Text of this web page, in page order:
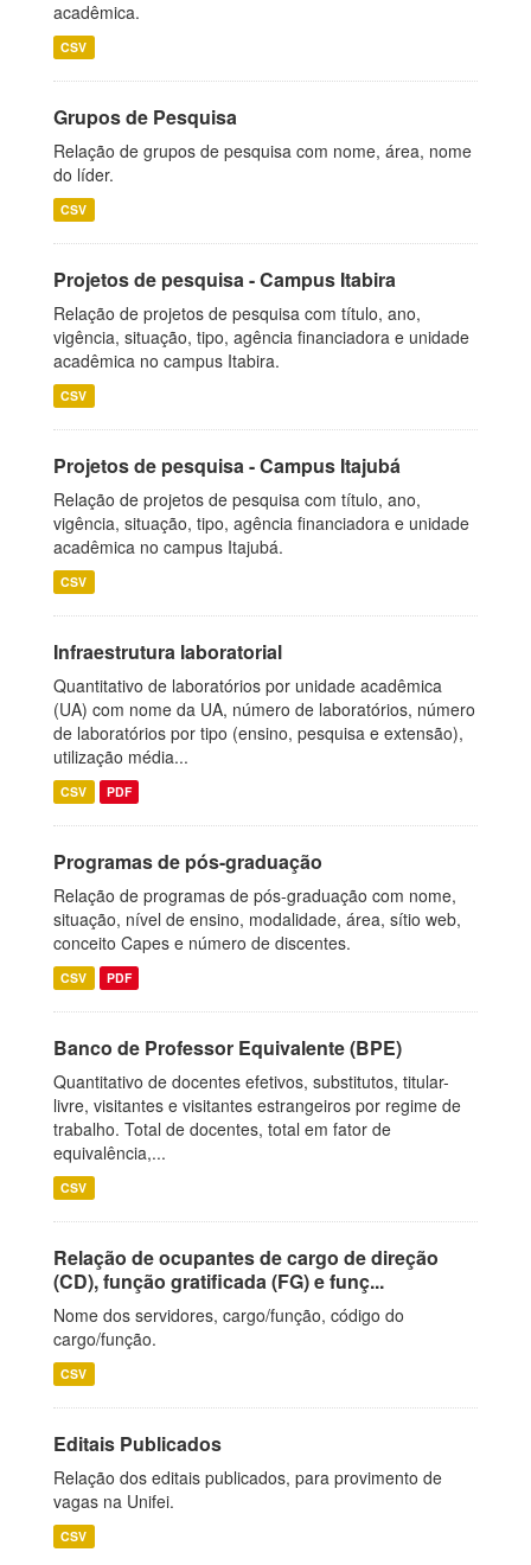
acadêmica.
CSV
Grupos de Pesquisa
Relação de grupos de pesquisa com nome, área, nome
do líder.
CSV
Projetos de pesquisa - Campus Itabira
Relação de projetos de pesquisa com título, ano,
vigência, situação, tipo, agência financiadora e unidade
acadêmica no campus Itabira.
CSV
Projetos de pesquisa - Campus Itajubá
Relação de projetos de pesquisa com título, ano,
vigência, situação, tipo, agência financiadora e unidade
acadêmica no campus Itajubá.
CSV
Infraestrutura laboratorial
Quantitativo de laboratórios por unidade acadêmica
(UA) com nome da UA, número de laboratórios, número
de laboratórios por tipo (ensino, pesquisa e extensão),
utilização média...
CSV PDF
Programas de pós-graduação
Relação de programas de pós-graduação com nome,
situação, nível de ensino, modalidade, área, sítio web,
conceito Capes e número de discentes.
CSV PDF
Banco de Professor Equivalente (BPE)
Quantitativo de docentes efetivos, substitutos, titular-
livre, visitantes e visitantes estrangeiros por regime de
trabalho. Total de docentes, total em fator de
equivalência,...
CSV
Relação de ocupantes de cargo de direção
(CD), função gratificada (FG) e funç...
Nome dos servidores, cargo/função, código do
cargo/função.
CSV
Editais Publicados
Relação dos editais publicados, para provimento de
vagas na Unifei.
CSV